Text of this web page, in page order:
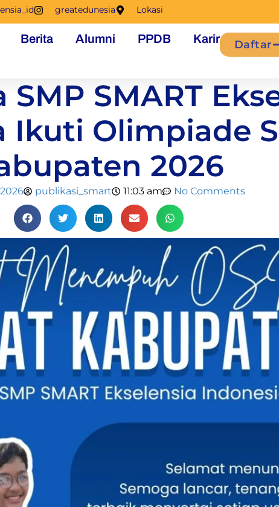
greatedunesia Lokasi
Berita Alumni PPDB Karir Daftar
SMP SMART
Ikuti Olimpiade
2026
publikasi_smart 11:03 am No Comments